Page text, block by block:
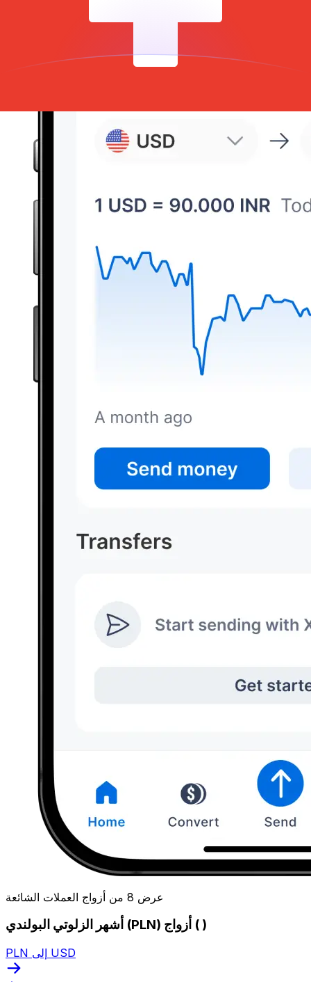
عرض 8 من أزواج العملات الشائعة
أشهر الزلوتي البولندي (PLN) أزواج ( )
PLN إلى USD